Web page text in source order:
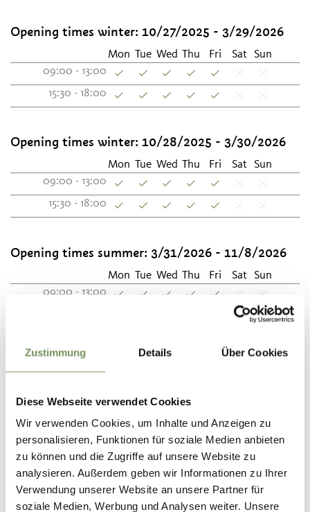
Zustimmung Details Über Cookies
Diese Webseite verwendet Cookies
Wir verwenden Cookies, um Inhalte und Anzeigen zu
personalisieren, Funktionen für soziale Medien anbieten
zu können und die Zugriffe auf unsere Website zu
analysieren. Außerdem geben wir Informationen zu Ihrer
Verwendung unserer Website an unsere Partner für
soziale Medien, Werbung und Analysen weiter. Unsere
Opening times winter: 10/27/2025 - 3/29/2026
Mon Tue Wed Thu Fri Sat
Sun
09:00 - 13:00
15:30 - 18:00
Opening times winter: 10/28/2025 - 3/30/2026
Mon Tue Wed Thu Fri Sat
Sun
09:00 - 13:00
15:30 - 18:00
Opening times summer: 3/31/2026 - 11/8/2026
Mon Tue Wed Thu Fri Sat
Sun
09:00 - 13:00
Etzi's Bikeshop
39020 Partschins/Parcines-Rabland/Rablà
info@etzisbikeshop.com
www.etzisbikeshop.com
T+39 0473 967697